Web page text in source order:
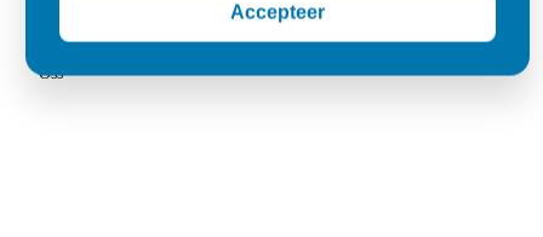
Jolanda
Oss
Accepteer